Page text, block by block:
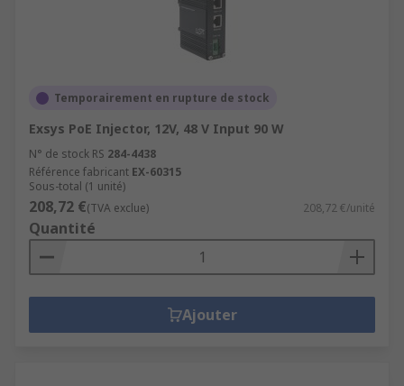
Temporairement en rupture de stock
Exsys PoE Injector, 12V, 48 V Input 90 W
N° de stock RS 284-4438
Référence fabricant EX-60315
Sous-total (1 unité)
208,72 €(TVA exclue) 208,72 €/unité
Quantité
Ajouter